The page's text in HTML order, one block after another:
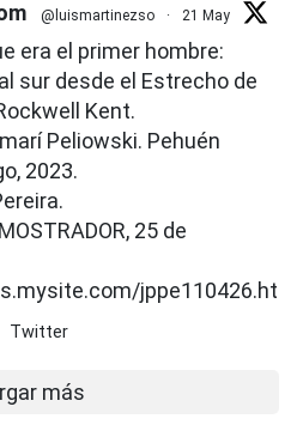
@luismartinezso · 21 May
era el primer hombre:
sur desde el Estrecho de
Kent.
Peliowski. Pehuén
2023.
25 de
Twitter
más